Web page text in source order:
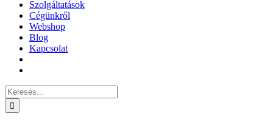
Szolgáltatások
Cégünkről
Webshop
Blog
Kapcsolat
Keresés...